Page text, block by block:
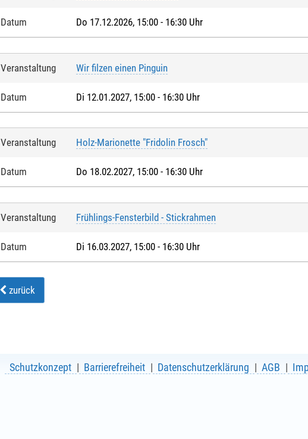
Datum Do 17.12.2026, 15:00 - 16:30 Uhr
Veranstaltung Wir filzen einen Pinguin
Datum Di 12.01.2027, 15:00 - 16:30 Uhr
Veranstaltung Holz-Marionette "Fridolin Frosch"
Datum Do 18.02.2027, 15:00 - 16:30 Uhr
Veranstaltung Frühlings-Fensterbild - Stickrahmen
Datum Di 16.03.2027, 15:00 - 16:30 Uhr
zurück
Schutzkonzept Barrierefreiheit Datenschutzerklärung AGB